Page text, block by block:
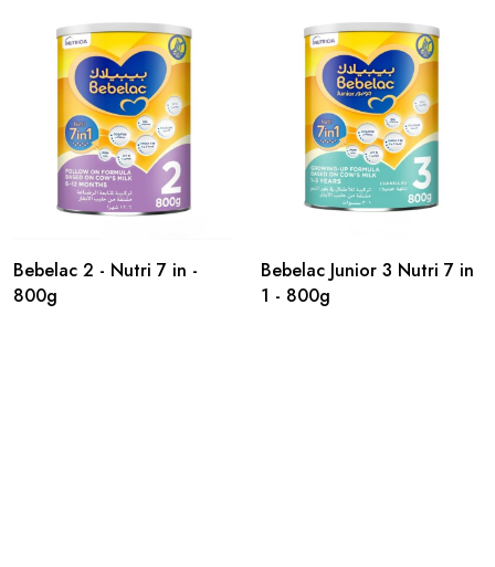
Bebelac 2 - Nutri 7 in -
800g
Bebelac Junior 3 Nutri 7 in
1 - 800g